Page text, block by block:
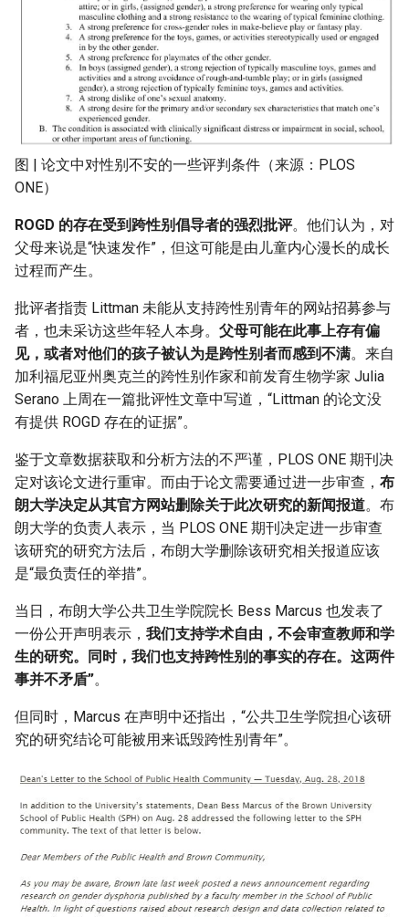
图 | 论文中对性别不安的一些评判条件（来源：PLOS
ONE）
ROGD 的存在受到跨性别倡导者的强烈批评。他们认为，对
父母来说是“快速发作”，但这可能是由儿童内心漫长的成长
过程而产生。
批评者指责 Littman 未能从支持跨性别青年的网站招募参与
者，也未采访这些年轻人本身。 父母可能在此事上存有偏
见，或者对他们的孩子被认为是跨性别者而感到不满。来自
加利福尼亚州奥克兰的跨性别作家和前发育生物学家 Julia
Serano 上周在一篇批评性文章中写道，“Littman 的论文没
有提供 ROGD 存在的证据”。
鉴于文章数据获取和分析方法的不严谨，PLOS ONE 期刊决
定对该论文进行重审。而由于论文需要通过进一步审查， 布
朗大学决定从其官方网站删除关于此次研究的新闻报道。布
朗大学的负责人表示，当 PLOS ONE 期刊决定进一步审查
该研究的研究方法后，布朗大学删除该研究相关报道应该
是“最负责任的举措”。
当日，布朗大学公共卫生学院院长 Bess Marcus 也发表了
一份公开声明表示， 我们支持学术自由，不会审查教师和学
生的研究。同时，我们也支持跨性别的事实的存在。这两件
事并不矛盾”。
但同时，Marcus 在声明中还指出，“公共卫生学院担心该研
究的研究结论可能被用来诋毁跨性别青年”。